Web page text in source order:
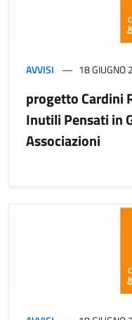
AVVISI 18 GIUGNO
progetto Cardini
Inutili Pensati in
Associazioni